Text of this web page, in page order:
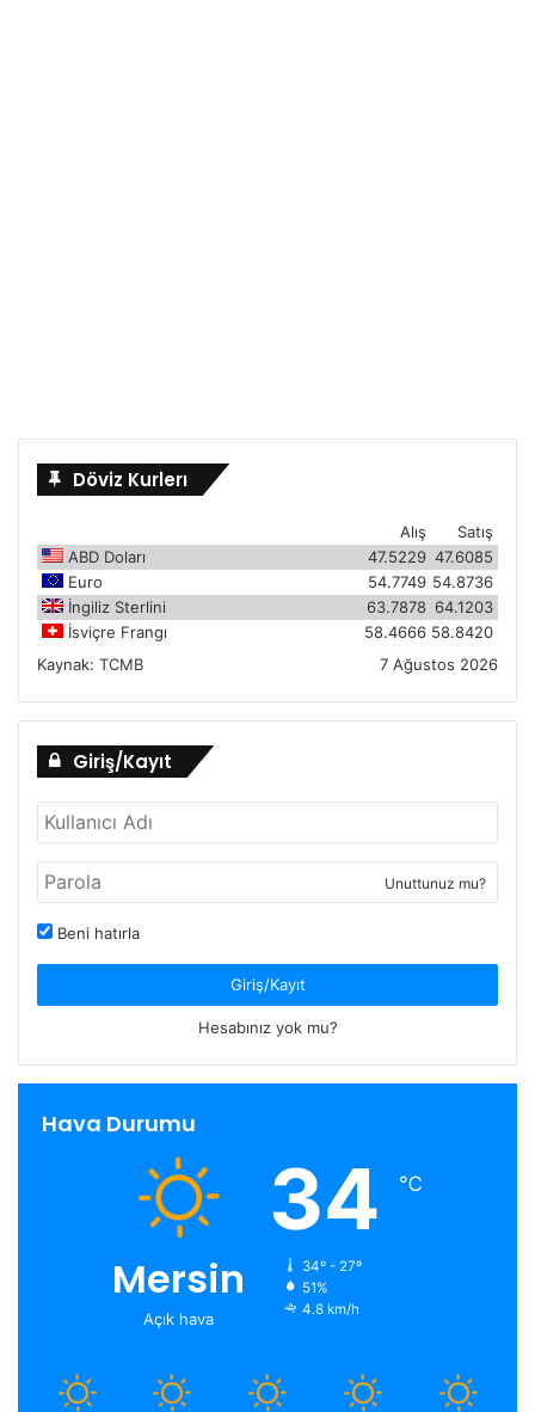
Döviz Kurlerı
Satış
Alış
ABD Doları
47.6085
47.5229
Euro
54.8736
54.7749
İngiliz Sterlini
64.1203
63.7878
İsviçre Frangı
58.8420
58.4666
Kaynak: TCMB 7 Ağustos 2026
Giriş/Kayıt
Unuttunuz mu?
Beni hatırla
Giriş/Kayıt
Hesabınız yok mu?
Hava Durumu
Mersin
Açık hava
34 ℃
34º - 27º
51%
4.8 km/h